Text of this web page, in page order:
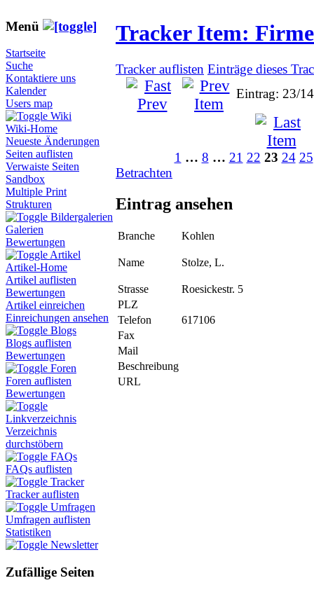
Menü
Startseite
Suche
Kontaktiere uns
Kalender
Users map
Wiki
Wiki-Home
Neueste Änderungen
Seiten auflisten
Verwaiste Seiten
Sandbox
Multiple Print
Strukturen
Bildergalerien
Galerien
Bewertungen
Artikel
Artikel-Home
Artikel auflisten
Bewertungen
Artikel einreichen
Einreichungen ansehen
Blogs
Blogs auflisten
Bewertungen
Foren
Foren auflisten
Bewertungen
Linkverzeichnis
Verzeichnis
durchstöbern
FAQs
FAQs auflisten
Tracker
Tracker auflisten
Umfragen
Umfragen auflisten
Statistiken
Newsletter
Zufällige Seiten
Tracker Item:
Tracker auflisten Einträge dieses
Eintrag: 23/
1 … 8 … 21 22 23 24 25
Betrachten
Eintrag ansehen
Branche Kohlen
Name Stolze, L.
Strasse
Roesickestr. 5
PLZ
Telefon
617106
Fax
Mail
Beschreibung
URL